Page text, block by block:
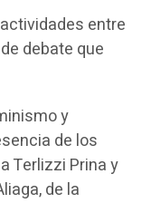
entre
debate que
y
de los
Terlizzi Prina y
de la